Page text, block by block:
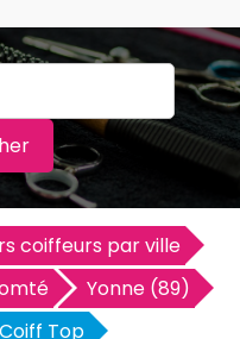
coiffeurs par ville
Yonne (89)
Coiff Top